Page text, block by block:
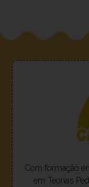
Com formação
em Teorias